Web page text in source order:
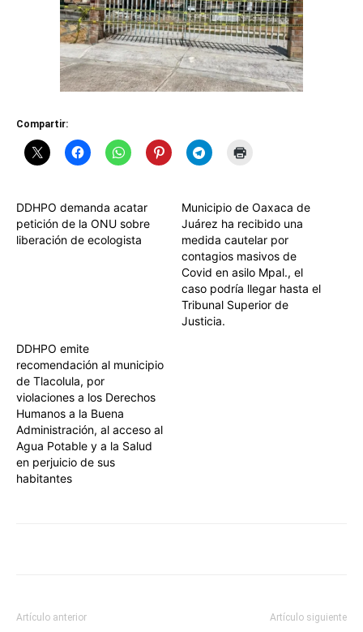
Compartir:
DDHPO demanda acatar
petición de la ONU sobre
liberación de ecologista
Municipio de Oaxaca de
Juárez ha recibido una
medida cautelar por
contagios masivos de
Covid en asilo Mpal., el
caso podría llegar hasta el
Tribunal Superior de
Justicia.
DDHPO emite
recomendación al municipio
de Tlacolula, por
violaciones a los Derechos
Humanos a la Buena
Administración, al acceso al
Agua Potable y a la Salud
en perjuicio de sus
habitantes
Artículo anterior Artículo siguiente